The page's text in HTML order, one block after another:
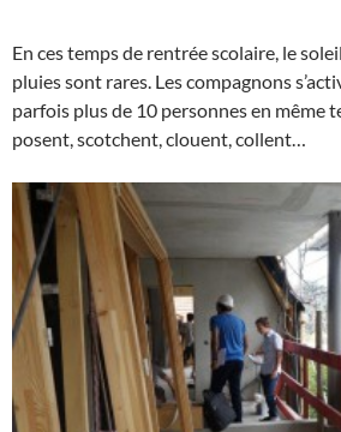
En ces temps de rentrée scolaire, le
pluies sont rares. Les compagnons
parfois plus de 10 personnes en même
posent, scotchent, clouent, collent…